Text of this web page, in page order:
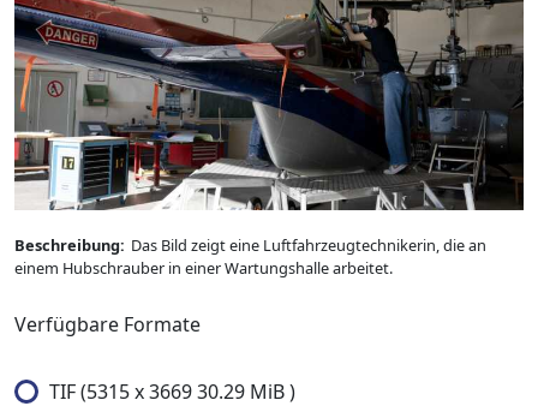
Beschreibung: Das Bild zeigt eine Luftfahrzeugtechnikerin, die an
einem Hubschrauber in einer Wartungshalle arbeitet.
Verfügbare Formate
TIF (5315 x 3669 30.29 MiB )